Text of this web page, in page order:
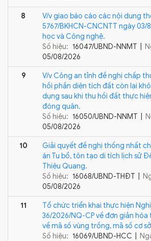
8
V/v giao báo cáo các nội dung
5767/BKHCN-CNCNTT ngày 03/
học và Công nghệ.
Số hiệu: 16047/UBND-NNMT |
05/08/2026
9
V/v Công an tỉnh đề nghị chấp
hồi phần diện tích đất còn lại
dụng sau khi thu hồi đất thực
đóng quân.
Số hiệu: 16050/UBND-NNMT |
05/08/2026
10
Giải quyết đề nghị thống nhất
án Tu bổ, tôn tạo di tích lịch sử
Thiệu Quang.
Số hiệu: 16068/UBND-THĐT |
05/08/2026
11
Tổ chức triển khai thực hiện
36/2026/NQ-CP về đơn giản
về mã số vùng trồng, mã số cơ
Số hiệu: 16069/UBND-HCC |